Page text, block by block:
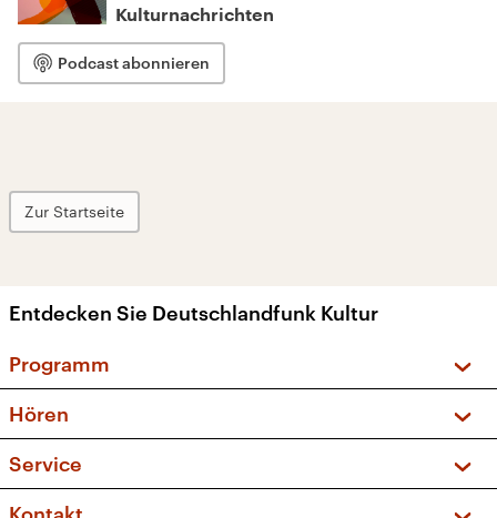
Kulturnachrichten
Podcast abonnieren
Zur Startseite
Entdecken Sie Deutschlandfunk Kultur
Programm
Sendungen und Podcasts
Musikliste
Kakadu – Das Kinderprogramm
Hören
Frequenzen (UKW + DAB+)
Service
FAQ